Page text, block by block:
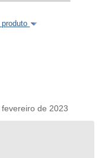
de 2023